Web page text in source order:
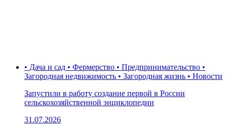
• Дача и сад • Фермерство • Предпринимательство •
Загородная недвижимость • Загородная жизнь • Новости
Запустили в работу создание первой в России
сельскохозяйственной энциклопедии
31.07.2026